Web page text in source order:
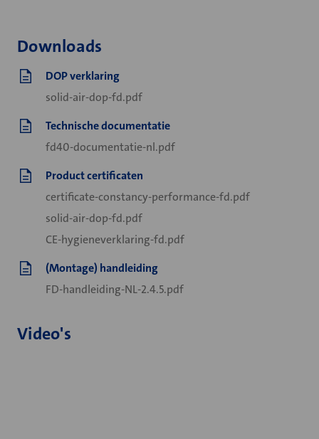
Downloads
DOP verklaring
solid-air-dop-fd.pdf
Technische documentatie
fd40-documentatie-nl.pdf
Product certificaten
certificate-constancy-performance-fd.pdf
solid-air-dop-fd.pdf
CE-hygieneverklaring-fd.pdf
(Montage) handleiding
FD-handleiding-NL-2.4.5.pdf
Video's